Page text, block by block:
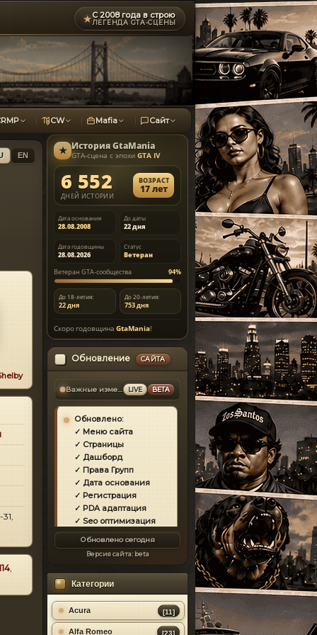
★С 2008 года в строю
ЛЕГЕНДА GTA-СЦЕНЫ
CW Mafia Сайт
EN
,
★ ИсторияGtaMania
GTA-сцена с эпохи GTA IV
6 552
ДНЕЙ ИСТОРИИ
ВОЗРАСТ
17 лет
Дата основания
28.08.2008
До даты
22 дня
Дата годовщины
28.08.2026
Статус
Ветеран
Ветеран GTA-сообщества
94%
До 18-летия:
22 дня
До 20-летия:
753 дня
Скоро годовщинаGtaMania!
Обновление САЙТА
Важные изменения LIVE BETA
Обновлено:
✓ Меню сайта
✓ Страницы
✓ Дашборд
✓ Права Групп
✓ Дата основания
✓ Регистрация
✓ PDA адаптация
✓ Seo оптимизация
✓ Загрузка страниц
✓ Моды
✓ Главная
✓ Репутация
✓ Золотой коммент
✓ Футер
✓ Форум
Обновлено сегодня
Версия сайта: beta
Категории
Acura [11]
Alfa Romeo [23]